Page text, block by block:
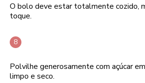
O bolo deve estar totalmente cozido,
toque.
Polvilhe generosamente com açúcar
limpo e seco.